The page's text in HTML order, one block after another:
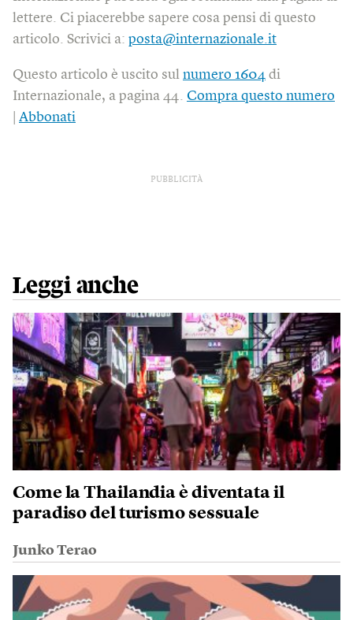
lettere. Ci piacerebbe sapere cosa pensi di questo
articolo. Scrivici a: posta@internazionale.it
Questo articolo è uscito sul numero 1604 di
Internazionale, a pagina 44. Compra questo numero
Abbonati
PUBBLICITÀ
Leggi anche
Come la Thailandia è diventata il
paradiso del turismo sessuale
Junko Terao